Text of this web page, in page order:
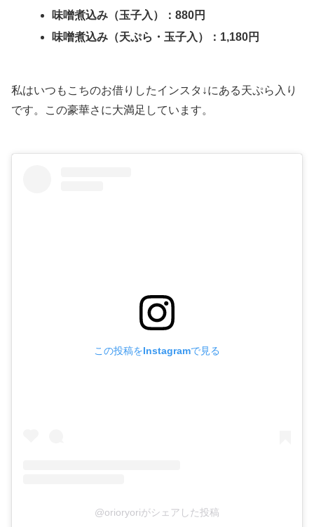
味噌煮込み（玉子入）：880円
味噌煮込み（天ぷら・玉子入）：1,180円
私はいつもこちのお借りしたインスタ↓にある天ぷら入り
です。この豪華さに大満足しています。
この投稿をInstagramで見る
@orioryoriがシェアした投稿